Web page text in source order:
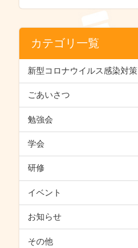
カテゴリ一覧
新型コロナウイルス感染対策
ごあいさつ
勉強会
学会
研修
イベント
お知らせ
その他